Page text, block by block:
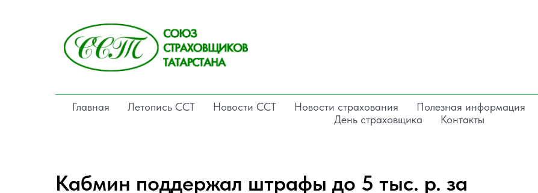
Главная Летопись ССТ Новости ССТ Новости страхования Полезная информация
День страховщика
Контакты
Кабмин поддержал штрафы до 5 тыс. р. за